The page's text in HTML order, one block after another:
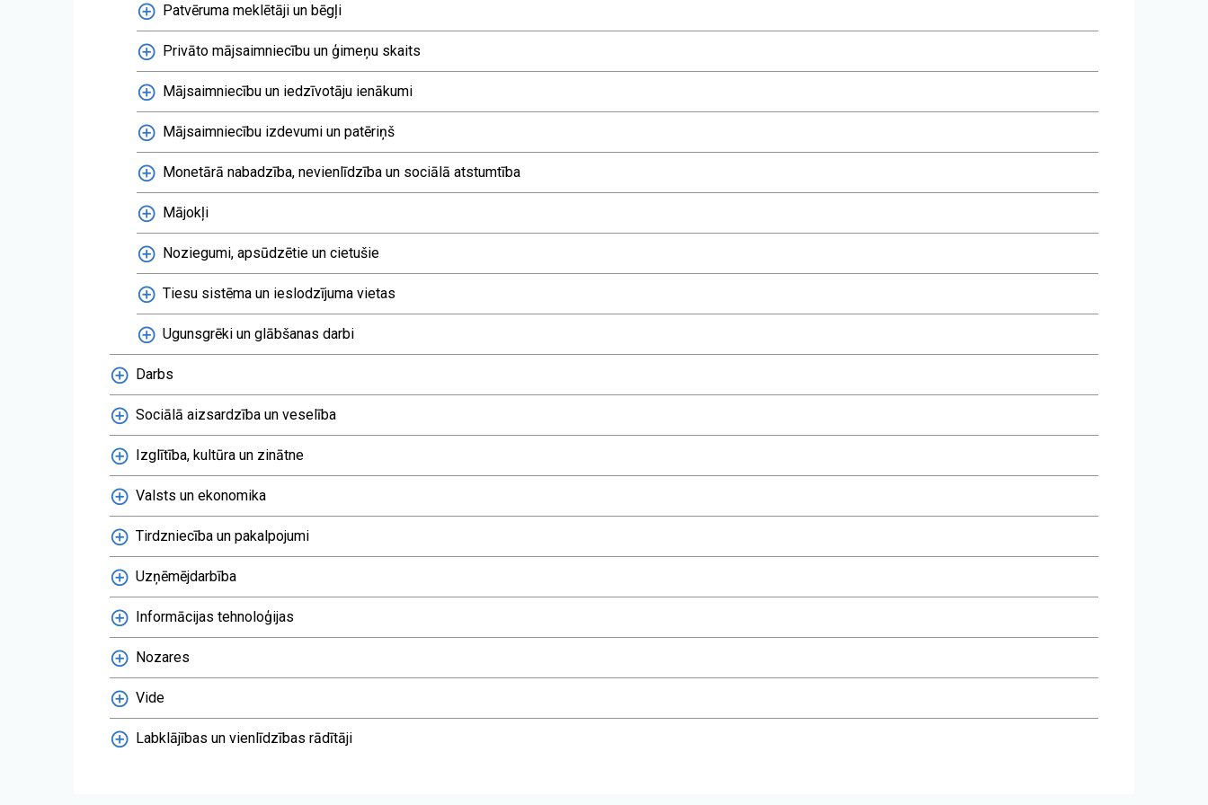
Patvēruma meklētāji un bēgļi
Privāto mājsaimniecību un ģimeņu skaits
Mājsaimniecību un iedzīvotāju ienākumi
Mājsaimniecību izdevumi un patēriņš
Monetārā nabadzība, nevienlīdzība un sociālā atstumtība
Mājokļi
Noziegumi, apsūdzētie un cietušie
Tiesu sistēma un ieslodzījuma vietas
Ugunsgrēki un glābšanas darbi
Darbs
Sociālā aizsardzība un veselība
Izglītība, kultūra un zinātne
Valsts un ekonomika
Tirdzniecība un pakalpojumi
Uzņēmējdarbība
Informācijas tehnoloģijas
Nozares
Vide
Labklājības un vienlīdzības rādītāji